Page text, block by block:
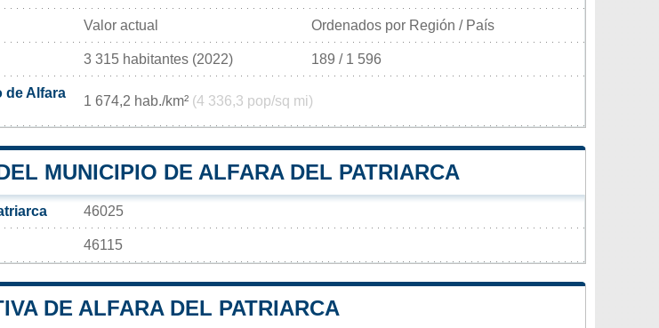
Valor actual Ordenados por Región / País
3 315 habitantes (2022) 189 / 1 596
de Alfara
1 674,2 hab./km² (4 336,3 pop/sq mi)
MUNICIPIO DE ALFARA DEL PATRIARCA
46025
46115
DE ALFARA DEL PATRIARCA